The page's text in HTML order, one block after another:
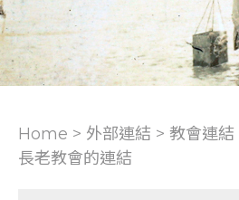
Home > 外部連結 > 教會連結
長老教會的連結